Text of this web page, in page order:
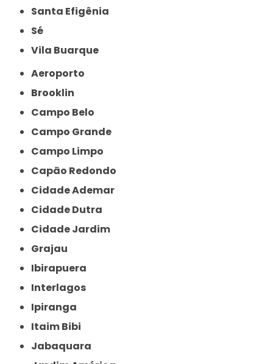
Santa Efigênia
Sé
Vila Buarque
Aeroporto
Brooklin
Campo Belo
Campo Grande
Campo Limpo
Capão Redondo
Cidade Ademar
Cidade Dutra
Cidade Jardim
Grajau
Ibirapuera
Interlagos
Ipiranga
Itaim Bibi
Jabaquara